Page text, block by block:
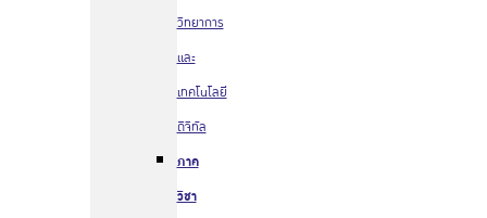
วิทยาการ
และ
เทคโนโลยี
ดิจิทัล
ภาค
วิชา